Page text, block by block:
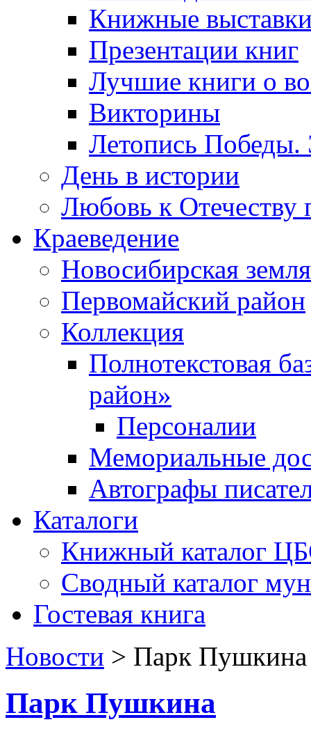
Книжные
Презентации книг
Лучшие книги о
Викторины
Летопись Победы.
День в истории
Любовь к Отечеству
Краеведение
Новосибирская земля
Первомайский район
Коллекция
Полнотекстовая
район»
Персоналии
Мемориальные
Автографы
Каталоги
Книжный каталог
Сводный каталог
Гостевая книга
Новости > Парк Пушкина
Парк Пушкина